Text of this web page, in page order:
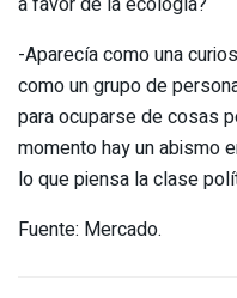
-Aparecía como una
como un grupo de
para ocuparse de cosas
momento hay un abismo
lo que piensa la clase
Fuente: Mercado.